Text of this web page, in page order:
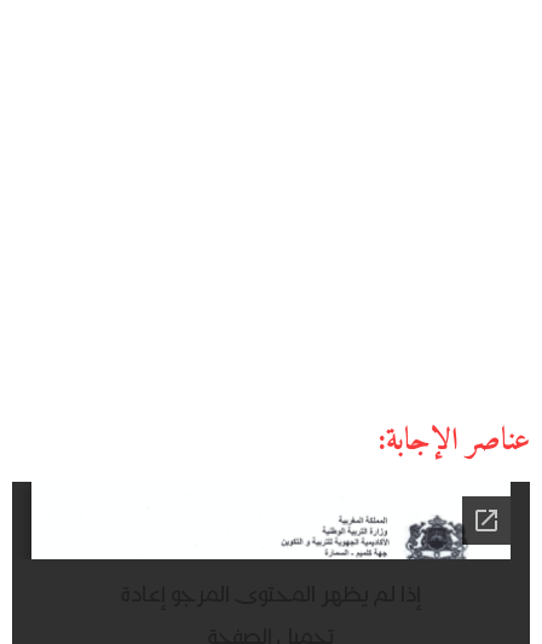
عناصر الإجابة: